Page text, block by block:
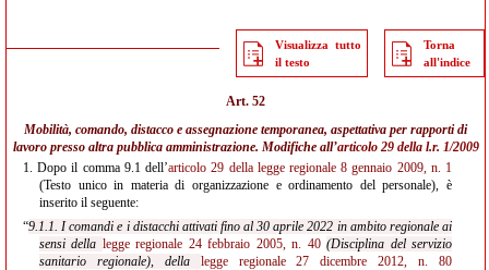
Visualizza tutto
il testo
Torna
all'indice
Art. 52
Mobilità, comando, distacco e assegnazione temporanea, aspettativa per rapporti di
lavoro presso altra pubblica amministrazione. Modifiche all’articolo 29 della l.r. 1/2009
1. Dopo il comma 9.1 dell’articolo 29 della legge regionale 8 gennaio 2009, n. 1
(Testo unico in materia di organizzazione e ordinamento del personale), è
inserito il seguente:
“9.1.1. I comandi e i distacchi attivati fino al 30 aprile 2022 in ambito regionale ai
sensi della legge regionale 24 febbraio 2005, n. 40 (Disciplina del servizio
sanitario regionale), della legge regionale 27 dicembre 2012, n. 80